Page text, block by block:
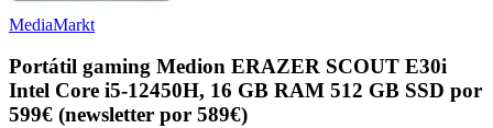
MediaMarkt
Portátil gaming Medion ERAZER SCOUT E30i
Intel Core i5-12450H, 16 GB RAM 512 GB SSD por
599€ (newsletter por 589€)